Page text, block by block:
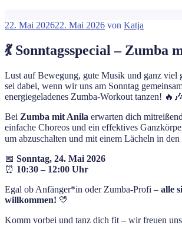
Veröffentlicht
22. Mai 202622. Mai 2026 von Katja
💃 Sonntagsspecial – Zumba
Lust auf Bewegung, gute Musik und ganz viel
sei dabei, wenn wir uns am Sonntag
energiegeladenes Zumba-Workout tanzen! 🔥🎶
Bei Zumba mit Anila erwarten dich
einfache Choreos und ein effektives
um abzuschalten und mit einem Lächeln in
📅 Sonntag, 24. Mai 2026
⏰ 10:30 – 12:00 Uhr
Egal ob Anfänger*in oder Zumba-Profi – alle
willkommen! 💛
Komm vorbei und tanz dich fit – wir freuen uns